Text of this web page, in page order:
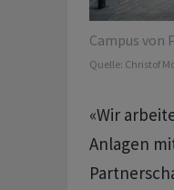
Campus von
Quelle: Christof
«Wir
Anlagen